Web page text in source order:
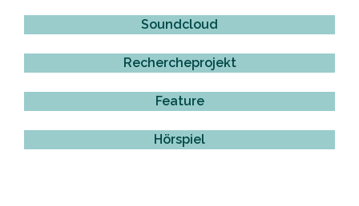
Soundcloud
Rechercheprojekt
Feature
Hörspiel